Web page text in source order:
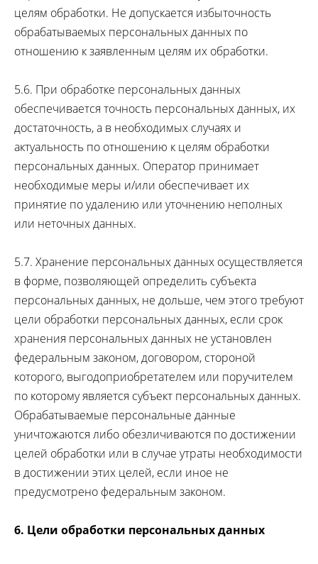
целям обработки. Не допускается избыточность
обрабатываемых персональных данных по
отношению к заявленным целям их обработки.
5.6. При обработке персональных данных
обеспечивается точность персональных данных, их
достаточность, а в необходимых случаях и
актуальность по отношению к целям обработки
персональных данных. Оператор принимает
необходимые меры и/или обеспечивает их
принятие по удалению или уточнению неполных
или неточных данных.
5.7. Хранение персональных данных осуществляется
в форме, позволяющей определить субъекта
персональных данных, не дольше, чем этого требуют
цели обработки персональных данных, если срок
хранения персональных данных не установлен
федеральным законом, договором, стороной
которого, выгодоприобретателем или поручителем
по которому является субъект персональных данных.
Обрабатываемые персональные данные
уничтожаются либо обезличиваются по достижении
целей обработки или в случае утраты необходимости
в достижении этих целей, если иное не
предусмотрено федеральным законом.
6. Цели обработки персональных данных